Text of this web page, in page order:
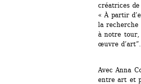
créatrices de
« À partir
la recherche
à notre tour,
œuvre
Avec Anna
entre art et